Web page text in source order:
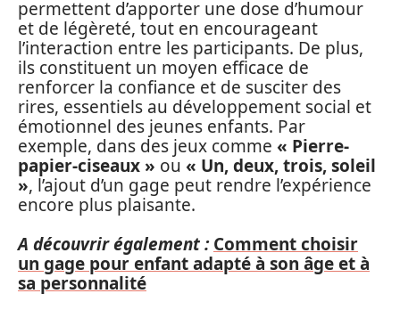
permettent d’apporter une dose d’humour
et de légèreté, tout en encourageant
l’interaction entre les participants. De plus,
ils constituent un moyen efficace de
renforcer la confiance et de susciter des
rires, essentiels au développement social et
émotionnel des jeunes enfants. Par
exemple, dans des jeux comme « Pierre-
papier-ciseaux » ou « Un, deux, trois, soleil
», l’ajout d’un gage peut rendre l’expérience
encore plus plaisante.
A découvrir également : Comment choisir
un gage pour enfant adapté à son âge et à
sa personnalité